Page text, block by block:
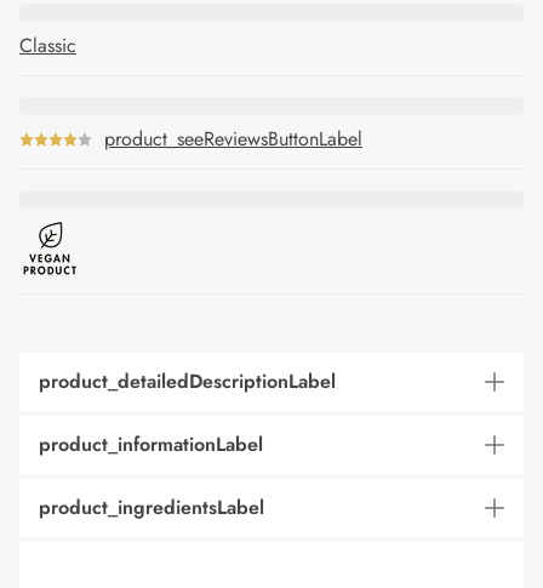
Classic
product_seeReviewsButtonLabel
product_detailedDescriptionLabel
product_informationLabel
product_ingredientsLabel